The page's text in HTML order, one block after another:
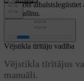
Pielāgots atbalstsIegūstiet
automašīnu.
Pierakstīties
Vējstikla tīrītāju vadība
Vējstikla tīrītājus
manuāli.